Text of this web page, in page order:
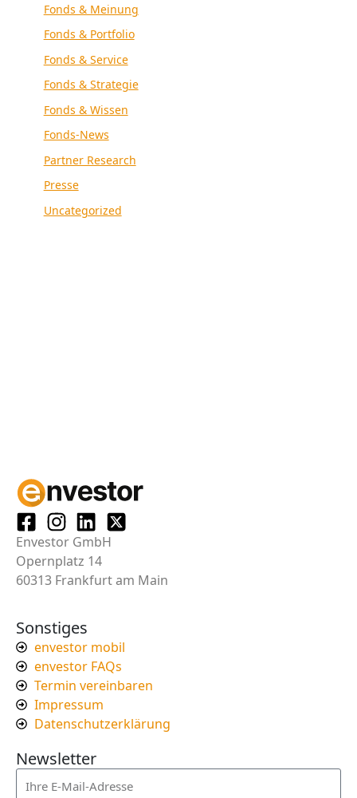
Fonds & Meinung
Fonds & Portfolio
Fonds & Service
Fonds & Strategie
Fonds & Wissen
Fonds-News
Partner Research
Presse
Uncategorized
Envestor GmbH
Opernplatz 14
60313 Frankfurt am Main
Sonstiges
envestor mobil
envestor FAQs
Termin vereinbaren
Impressum
Datenschutzerklärung
Newsletter